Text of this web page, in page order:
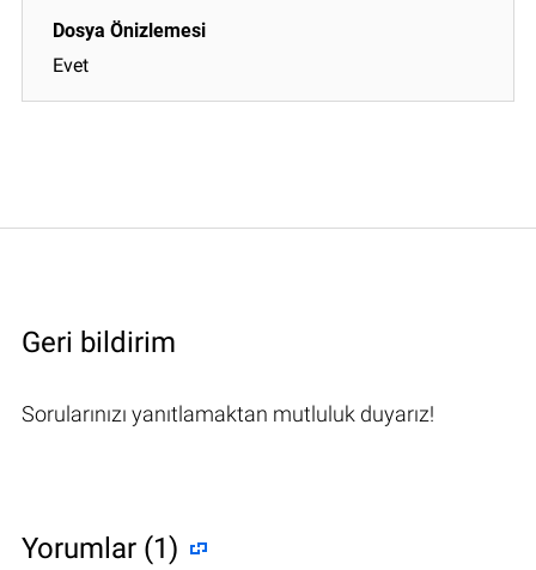
Evet
Geri bildirim
Sorularınızı yanıtlamaktan mutluluk duyarız!
Yorumlar (1)